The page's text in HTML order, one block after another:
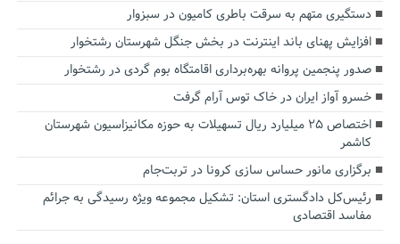
دستگیری متهم به سرقت باطری کامیون در سبزوار
افزایش پهنای باند اینترنت در بخش جنگل شهرستان رشتخوار
صدور پنجمین پروانه بهره‌برداری اقامتگاه بوم گردی در رشتخوار
خسرو آواز ایران در خاک توس آرام گرفت
اختصاص ۲۵ میلیارد ریال تسهیلات به حوزه مکانیزاسیون شهرستان
کاشمر
برگزاری مانور حساس سازی کرونا در تربت‌جام
رئیس‌کل دادگستری استان: تشکیل مجموعه ویژه رسیدگی به جرائم
مفاسد اقتصادی